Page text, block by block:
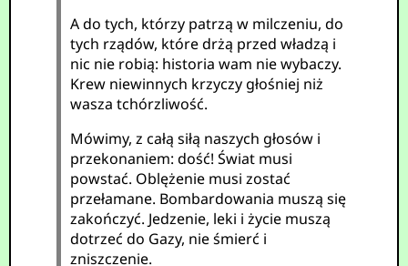
A do tych, którzy patrzą w milczeniu, do
tych rządów, które drżą przed władzą i
nic nie robią: historia wam nie wybaczy.
Krew niewinnych krzyczy głośniej niż
wasza tchórzliwość.
Mówimy, z całą siłą naszych głosów i
przekonaniem: dość! Świat musi
powstać. Oblężenie musi zostać
przełamane. Bombardowania muszą się
zakończyć. Jedzenie, leki i życie muszą
dotrzeć do Gazy, nie śmierć i
zniszczenie.